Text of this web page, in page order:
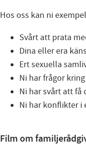
Hos oss kan ni
Svårt att prata
Dina eller era
Ert sexuella
Ni har frågor
Ni har svårt att få
Ni har konflikter i
Film om